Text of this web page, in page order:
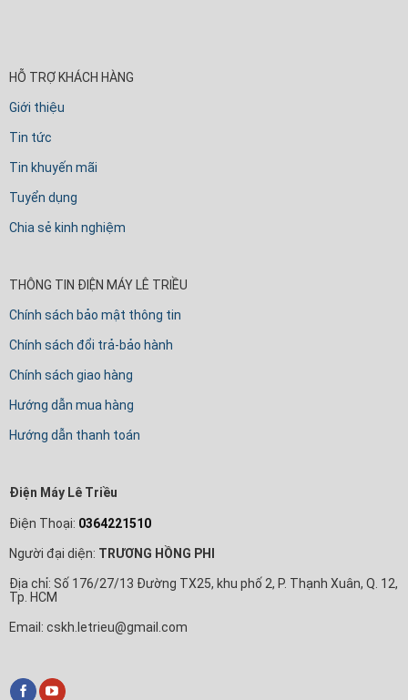
HỖ TRỢ KHÁCH HÀNG
Giới thiệu
Tin tức
Tin khuyến mãi
Tuyển dụng
Chia sẻ kinh nghiệm
THÔNG TIN ĐIỆN MÁY LÊ TRIỀU
Chính sách bảo mật thông tin
Chính sách đổi trả-bảo hành
Chính sách giao hàng
Hướng dẫn mua hàng
Hướng dẫn thanh toán
Điện Máy Lê Triều
Điện Thoại: 0364221510
Người đại diện: TRƯƠNG HỒNG PHI
Địa chỉ: Số 176/27/13 Đường TX25, khu phố 2, P. Thạnh Xuân, Q. 12,
Tp. HCM
Email: cskh.letrieu@gmail.com